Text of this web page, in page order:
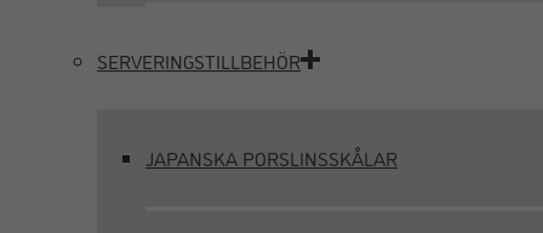
SERVERINGSTILLBEHÖR
JAPANSKA PORSLINSSKÅLAR